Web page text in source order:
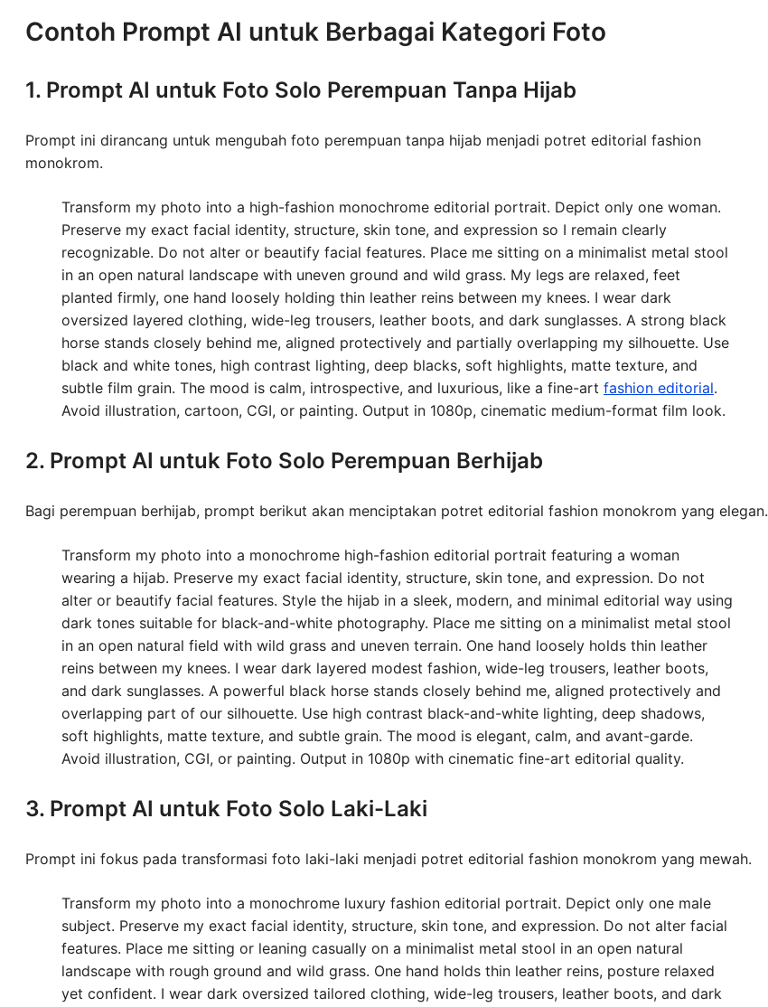
Contoh Prompt AI untuk Berbagai Kategori Foto
1. Prompt AI untuk Foto Solo Perempuan Tanpa Hijab
Prompt ini dirancang untuk mengubah foto perempuan tanpa hijab menjadi potret editorial fashion
monokrom.
Transform my photo into a high-fashion monochrome editorial portrait. Depict only one woman.
Preserve my exact facial identity, structure, skin tone, and expression so I remain clearly
recognizable. Do not alter or beautify facial features. Place me sitting on a minimalist metal stool
in an open natural landscape with uneven ground and wild grass. My legs are relaxed, feet
planted firmly, one hand loosely holding thin leather reins between my knees. I wear dark
oversized layered clothing, wide-leg trousers, leather boots, and dark sunglasses. A strong black
horse stands closely behind me, aligned protectively and partially overlapping my silhouette. Use
black and white tones, high contrast lighting, deep blacks, soft highlights, matte texture, and
subtle film grain. The mood is calm, introspective, and luxurious, like a fine-art fashion editorial.
Avoid illustration, cartoon, CGI, or painting. Output in 1080p, cinematic medium-format film look.
2. Prompt AI untuk Foto Solo Perempuan Berhijab
Bagi perempuan berhijab, prompt berikut akan menciptakan potret editorial fashion monokrom yang elegan.
Transform my photo into a monochrome high-fashion editorial portrait featuring a woman
wearing a hijab. Preserve my exact facial identity, structure, skin tone, and expression. Do not
alter or beautify facial features. Style the hijab in a sleek, modern, and minimal editorial way using
dark tones suitable for black-and-white photography. Place me sitting on a minimalist metal stool
in an open natural field with wild grass and uneven terrain. One hand loosely holds thin leather
reins between my knees. I wear dark layered modest fashion, wide-leg trousers, leather boots,
and dark sunglasses. A powerful black horse stands closely behind me, aligned protectively and
overlapping part of our silhouette. Use high contrast black-and-white lighting, deep shadows,
soft highlights, matte texture, and subtle grain. The mood is elegant, calm, and avant-garde.
Avoid illustration, CGI, or painting. Output in 1080p with cinematic fine-art editorial quality.
3. Prompt AI untuk Foto Solo Laki-Laki
Prompt ini fokus pada transformasi foto laki-laki menjadi potret editorial fashion monokrom yang mewah.
Transform my photo into a monochrome luxury fashion editorial portrait. Depict only one male
subject. Preserve my exact facial identity, structure, skin tone, and expression. Do not alter facial
features. Place me sitting or leaning casually on a minimalist metal stool in an open natural
landscape with rough ground and wild grass. One hand holds thin leather reins, posture relaxed
yet confident. I wear dark oversized tailored clothing, wide-leg trousers, leather boots, and dark